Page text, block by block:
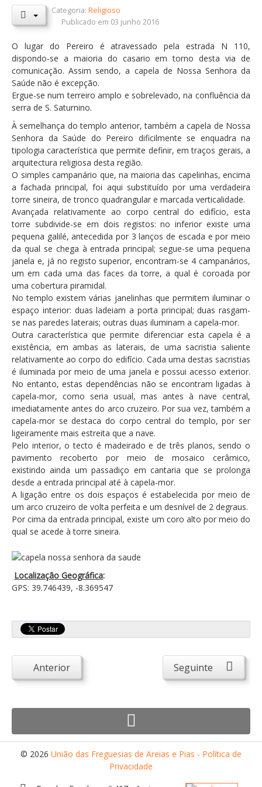
Orçamentos / PPI / PPA
DESTAQUES
Eventos
Notícias
Sondagens
ZêzereTV
SERVIÇOS
A Minha Rua
Abastecimento de Água
Roturas e Leituras
Qualidade da Água
Atendimento ao Público
Biblioteca Online FZZ
Plantas PDM Online
Faixas Gestão Combustível
Regulamentos em Vigor
Requerimentos em Vigor
Sugestões/Reclamações
Tabela - Taxas e Licenças
Avarias na Iluminação Pública
AREIAS E PIAS
Contactos Úteis
Equipamentos
Culturais
Desportivos
Escolas
Empresas
Património
Edificado
Natural
Religioso
Artesanato
Cafés/Restaurantes
Categoria:Religioso
Publicado em 03 junho 2016
O lugar do Pereiro é atravessado pela estrada N 110,
dispondo-se a maioria do casario em torno desta via de
comunicação. Assim sendo, a capela de Nossa Senhora da
Saúde não é excepção.
Ergue-se num terreiro amplo e sobrelevado, na confluência da
serra de S. Saturnino.
À semelhança do templo anterior, também a capela de Nossa
Senhora da Saúde do Pereiro dificilmente se enquadra na
tipologia característica que permite definir, em traços gerais, a
arquitectura religiosa desta região.
O simples campanário que, na maioria das capelinhas, encima
a fachada principal, foi aqui substituído por uma verdadeira
torre sineira, de tronco quadrangular e marcada verticalidade.
Avançada relativamente ao corpo central do edifício, esta
torre subdivide-se em dois registos: no inferior existe uma
pequena galilé, antecedida por 3 lanços de escada e por meio
da qual se chega à entrada principal; segue-se uma pequena
janela e, já no registo superior, encontram-se 4 campanários,
um em cada uma das faces da torre, a qual é coroada por
uma cobertura piramidal.
No templo existem várias janelinhas que permitem iluminar o
espaço interior: duas ladeiam a porta principal; duas rasgam-
se nas paredes laterais; outras duas iluminam a capela-mor.
Outra característica que permite diferenciar esta capela é a
existência, em ambas as laterais, de uma sacristia saliente
relativamente ao corpo do edifício. Cada uma destas sacristias
é iluminada por meio de uma janela e possui acesso exterior.
No entanto, estas dependências não se encontram ligadas à
capela-mor, como seria usual, mas antes à nave central,
imediatamente antes do arco cruzeiro. Por sua vez, também a
capela-mor se destaca do corpo central do templo, por ser
ligeiramente mais estreita que a nave.
Pelo interior, o tecto é madeirado e de três planos, sendo o
pavimento recoberto por meio de mosaico cerâmico,
existindo ainda um passadiço em cantaria que se prolonga
desde a entrada principal até à capela-mor.
A ligação entre os dois espaços é estabelecida por meio de
um arco cruzeiro de volta perfeita e um desnível de 2 degraus.
Por cima da entrada principal, existe um coro alto por meio do
qual se acede à torre sineira.
Localização Geográfica:
GPS: 39.746439, -8.369547
Anterior Seguinte
© 2026 União das Freguesias de Areias e Pias - Política de
Privacidade